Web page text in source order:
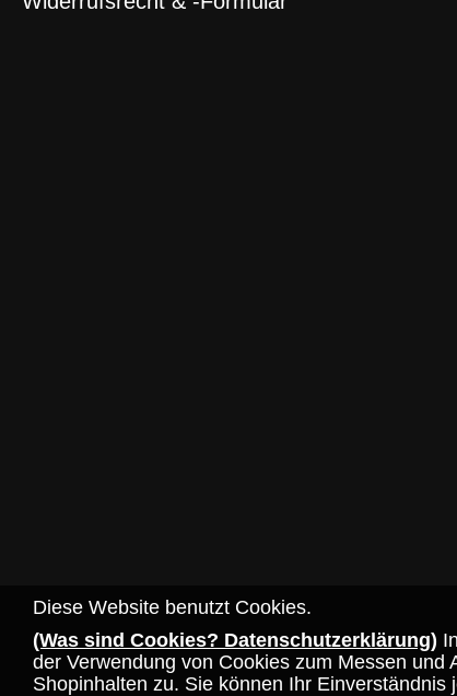
Diese Website benutzt Cookies.
(Was sind Cookies? Datenschutzerklärung)
der Verwendung von Cookies zum Messen und
Shopinhalten zu. Sie können Ihr Einverständnis